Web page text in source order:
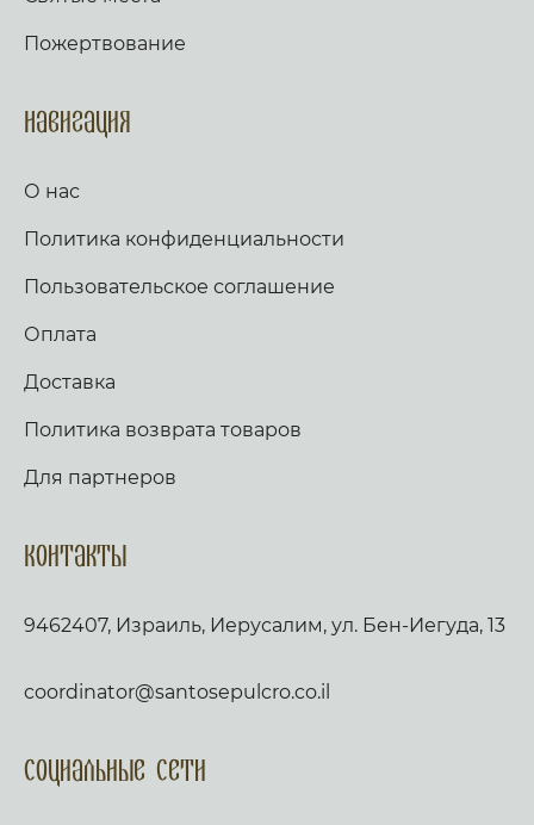
Пожертвование
Навигация
О нас
Политика конфиденциальности
Пользовательское соглашение
Оплата
Доставка
Политика возврата товаров
Для партнеров
Контакты
9462407, Израиль, Иерусалим, ул. Бен-Иегуда, 13
coordinator@santosepulcro.co.il
Социальные сети